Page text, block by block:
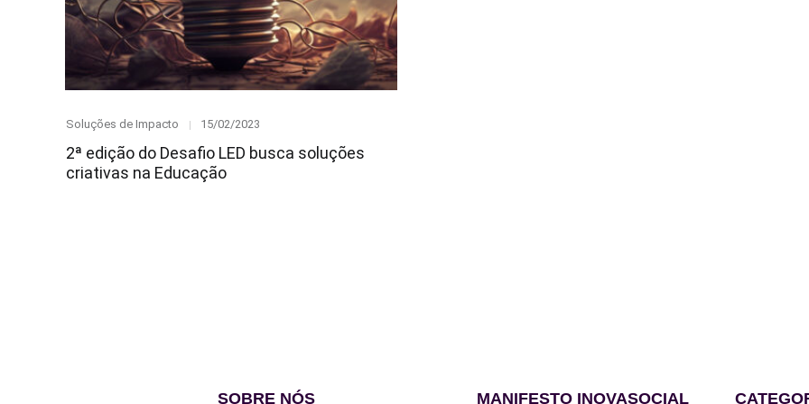
Category
Soluções de Impacto
Posted
15/02/2023
2ª edição do Desafio LED busca soluções
criativas na Educação
SOBRE NÓS MANIFESTO INOVASOCIAL